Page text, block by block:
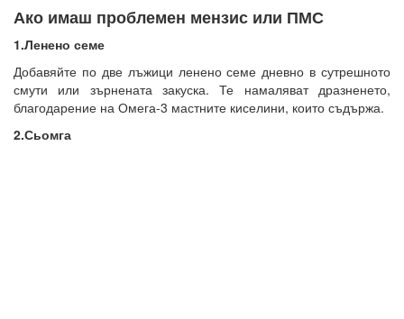
Ако имаш проблемен мензис или ПМС
1.Ленено семе
Добавяйте по две лъжици ленено семе дневно в сутрешното
смути или зърнената закуска. Те намаляват дразненето,
благодарение на Омега-3 мастните киселини, които съдържа.
2.Сьомга